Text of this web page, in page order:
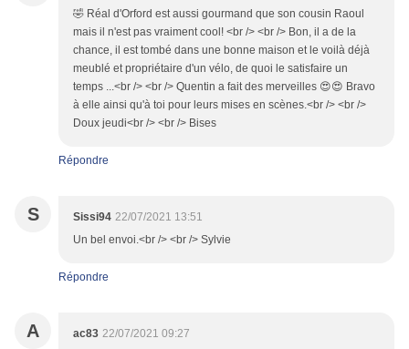
🤣 Réal d'Orford est aussi gourmand que son cousin Raoul
mais il n'est pas vraiment cool! <br /> <br /> Bon, il a de la
chance, il est tombé dans une bonne maison et le voilà déjà
meublé et propriétaire d'un vélo, de quoi le satisfaire un
temps ...<br /> <br /> Quentin a fait des merveilles 😍😍 Bravo
à elle ainsi qu'à toi pour leurs mises en scènes.<br /> <br />
Doux jeudi<br /> <br /> Bises
Répondre
S Sissi94 22/07/2021 13:51
Un bel envoi.<br /> <br /> Sylvie
Répondre
A ac83 22/07/2021 09:27